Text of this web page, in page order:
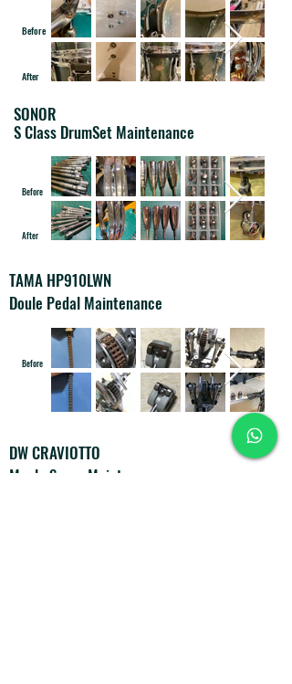
Before
After
SONOR
S Class DrumSet Maintenance
After
Before
TAMA HP910LWN
Doule Pedal Maintenance
Before
DW CRAVIOTTO
Maple Snare Maintenance